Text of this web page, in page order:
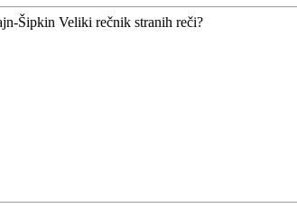
Šipkin Veliki rečnik stranih reči?